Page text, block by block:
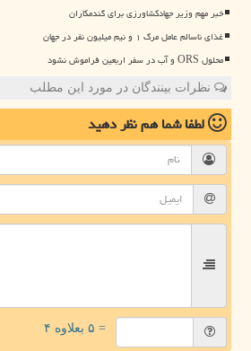
خبر مهم وزیر جهادکشاورزی برای گندمکاران
غذای ناسالم عامل مرگ ۱ و نیم میلیون نفر در جهان
محلول ORS و آب در سفر اربعین فراموش نشود
نظرات بینندگان در مورد این مطلب
لطفا شما همنظر دهید
= ۵ بعلاوه ۴